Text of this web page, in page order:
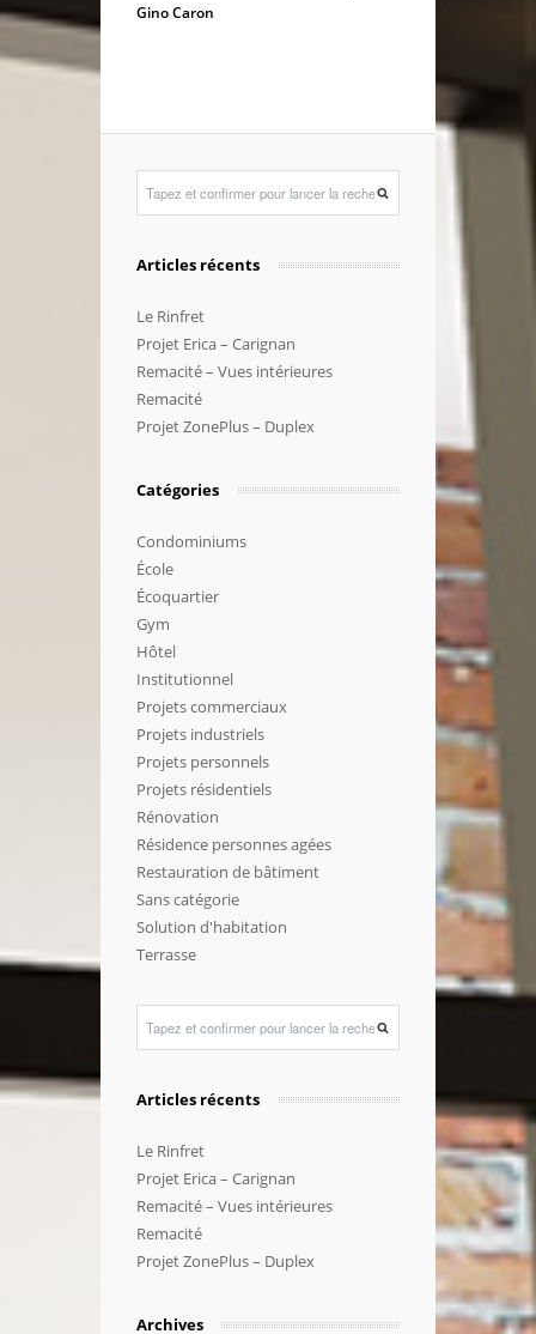
Gino Caron
Articles récents
Le Rinfret
Projet Erica – Carignan
Remacité – Vues intérieures
Remacité
Projet ZonePlus – Duplex
Catégories
Condominiums
École
Écoquartier
Gym
Hôtel
Institutionnel
Projets commerciaux
Projets industriels
Projets personnels
Projets résidentiels
Rénovation
Résidence personnes agées
Restauration de bâtiment
Sans catégorie
Solution d'habitation
Terrasse
Articles récents
Le Rinfret
Projet Erica – Carignan
Remacité – Vues intérieures
Remacité
Projet ZonePlus – Duplex
Archives